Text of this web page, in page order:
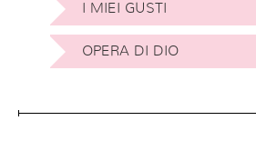
I MIEI GUSTI
OPERA DI DIO